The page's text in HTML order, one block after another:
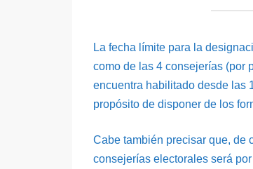
La fecha límite para la
como de las 4 consejerías (por
encuentra habilitado desde las
propósito de disponer de los
Cabe también precisar que, de
consejerías electorales será